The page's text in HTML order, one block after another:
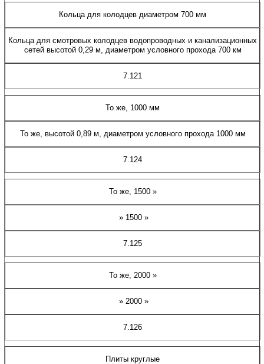
Кольца для колодцев диаметром 700 мм
Кольца для смотровых колодцев водопроводных и канализационных
сетей высотой 0,29 м, диаметром условного прохода 700 км
7.121
То же, 1000 мм
То же, высотой 0,89 м, диаметром условного прохода 1000 мм
7.124
То же, 1500 »
» 1500 »
7.125
То же, 2000 »
» 2000 »
7.126
Плиты круглые